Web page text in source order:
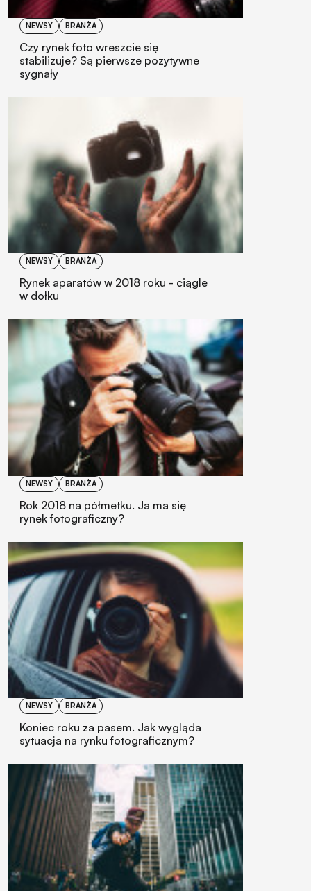
NEWSY BRANŻA
Czy rynek foto wreszcie się
stabilizuje? Są pierwsze pozytywne
sygnały
NEWSY BRANŻA
Rynek aparatów w 2018 roku - ciągle
w dołku
NEWSY BRANŻA
Rok 2018 na półmetku. Ja ma się
rynek fotograficzny?
NEWSY BRANŻA
Koniec roku za pasem. Jak wygląda
sytuacja na rynku fotograficznym?